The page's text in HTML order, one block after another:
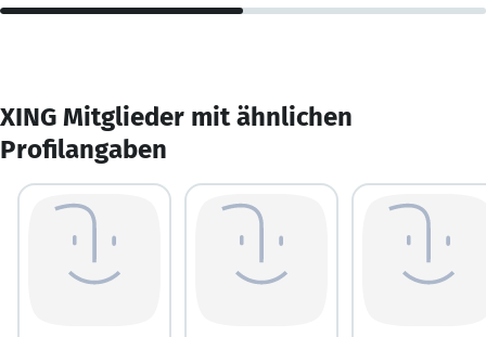
XING Mitglieder mit ähnlichen
Profilangaben